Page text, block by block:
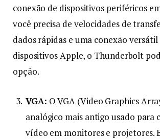
conexão de dispositivos periféricos
você precisa de velocidades de
dados rápidas e uma conexão
dispositivos Apple, o Thunderbolt
opção.
VGA: O VGA (Video Graphics
analógico mais antigo usado para
vídeo em monitores e projetores.